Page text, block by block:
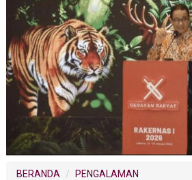
BERANDA PENGALAMAN